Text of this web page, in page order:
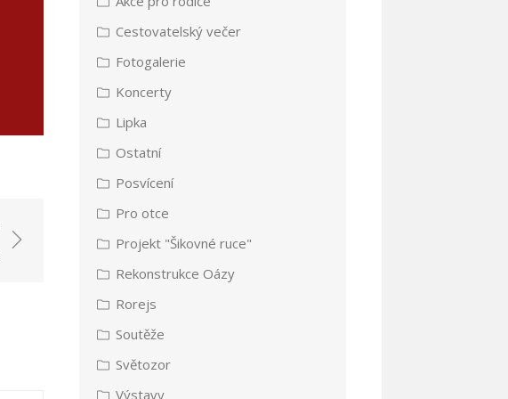
Cestovatelský večer
Fotogalerie
Koncerty
Lipka
Ostatní
Posvícení
Pro otce
Projekt "Šikovné ruce"
Rekonstrukce Oázy
Rorejs
Soutěže
Světozor
Výstavy